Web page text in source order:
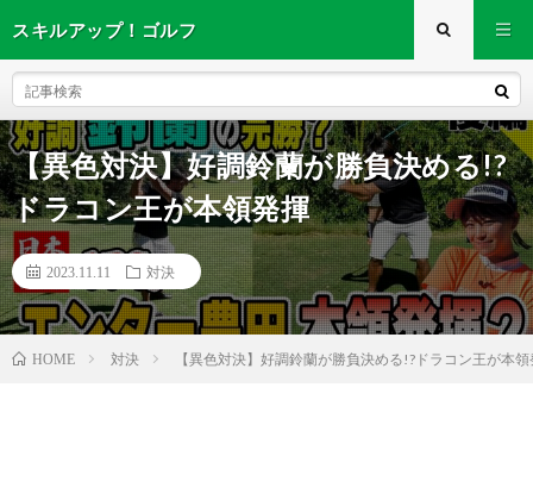
スキルアップ！ゴルフ
【異色対決】好調鈴蘭が勝負決める!?
ドラコン王が本領発揮
2023.11.11 対決
HOME 対決 【異色対決】好調鈴蘭が勝負決める!?ドラコン王が本